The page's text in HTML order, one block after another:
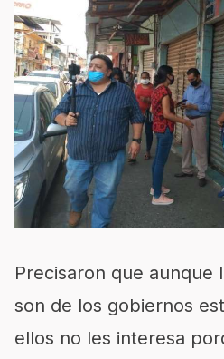
Precisaron que aunque
son de los gobiernos
ellos no les interesa